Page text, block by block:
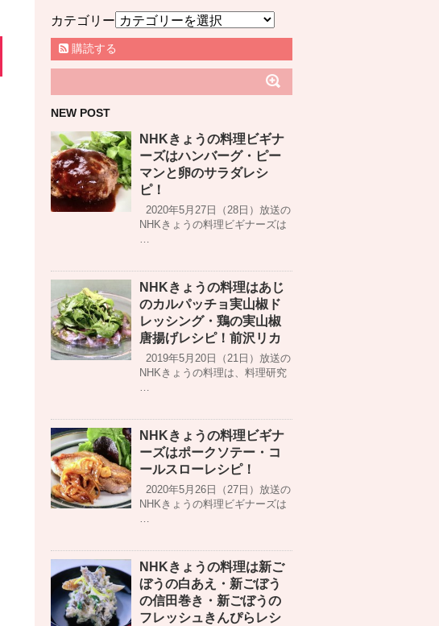
カテゴリー
購読する
NEW POST
NHKきょうの料理ビギナ
ーズはハンバーグ・ピー
マンと卵のサラダレシ
ピ！
2020年5月27日（28日）放送の
NHKきょうの料理ビギナーズは
…
NHKきょうの料理はあじ
のカルパッチョ実山椒ド
レッシング・鶏の実山椒
唐揚げレシピ！前沢リカ
2019年5月20日（21日）放送の
NHKきょうの料理は、料理研究
…
NHKきょうの料理ビギナ
ーズはポークソテー・コ
ールスローレシピ！
2020年5月26日（27日）放送の
NHKきょうの料理ビギナーズは
…
NHKきょうの料理は新ご
ぼうの白あえ・新ごぼう
の信田巻き・新ごぼうの
フレッシュきんぴらレシ